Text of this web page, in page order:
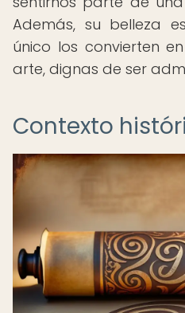
Además, su belleza
único los convierten
arte, dignas de ser
Contexto